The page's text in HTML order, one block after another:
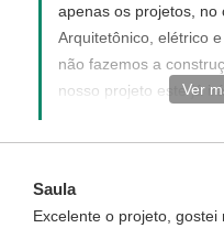
apenas os projetos, no
Arquitetônico, elétrico
não fazemos a
nosso projeto este já
Conselho de
projeto, sendo
contrate em sua cidade
Ver
Saula
Excelente o projeto, gostei